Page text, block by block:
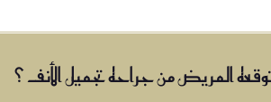
المريض من جراحه تجميل الأنف ؟